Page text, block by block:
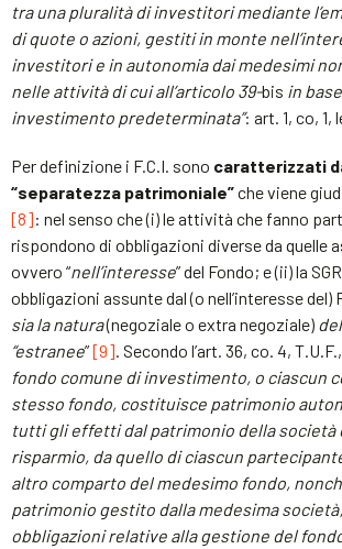
tra una pluralità di investitori mediante
di quote o azioni, gestiti in monte
investitori e in autonomia dai medesimi
nelle attività di cui all’articolo 39-bis in
investimento predeterminata”: art. 1, co, 1,
Per definizione i F.C.I. sono caratterizzati
“separatezza patrimoniale”che viene
[8]: nel senso che (i) le attività che fanno
rispondono di obbligazioni diverse da quelle
ovvero “nell’interesse” del Fondo; e (ii) la
obbligazioni assunte dal (o nell’interesse del)
sia la natura(negoziale o extra negoziale)
“estranee”[9]. Secondo l’art. 36, co. 4,
fondo comune di investimento, o ciascun
stesso fondo, costituisce patrimonio
tutti gli effetti dal patrimonio della società
risparmio, da quello di ciascun
altro comparto del medesimo fondo,
patrimonio gestito dalla medesima
obbligazioni relative alla gestione del